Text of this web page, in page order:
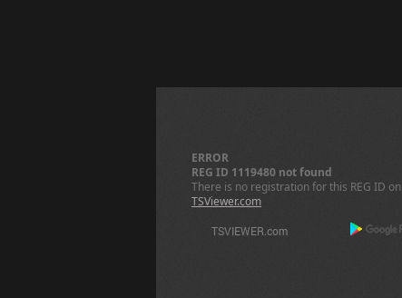
ERROR
REG ID 1119480 not found
There is no registration for this REG ID on
TSViewer.com